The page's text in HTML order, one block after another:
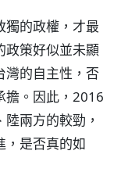
獨的政權，才最
政策好似並未顯
灣的自主性，否
擔。因此，2016
兩方的較勁，
，是否真的如